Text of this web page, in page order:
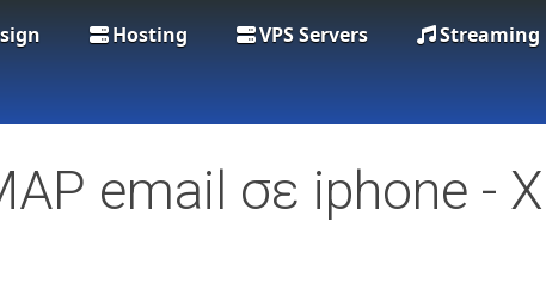
Hosting VPS Servers Streaming
email σε iphone -